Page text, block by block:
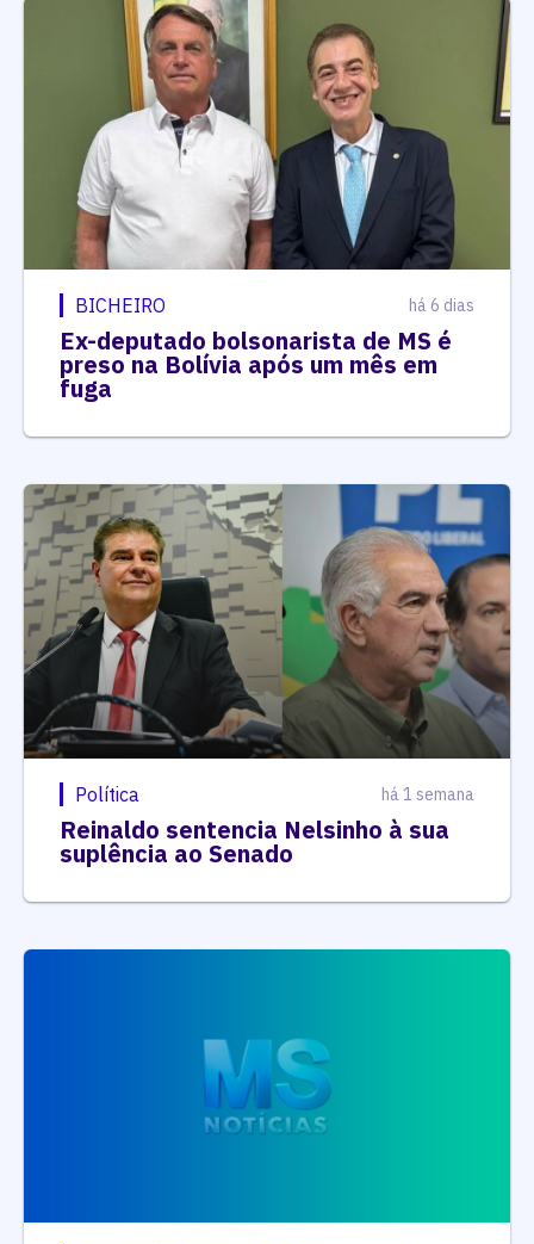
BICHEIRO há 6 dias
Ex-deputado bolsonarista de MS é
preso na Bolívia após um mês em
fuga
Política há 1 semana
Reinaldo sentencia Nelsinho à sua
suplência ao Senado